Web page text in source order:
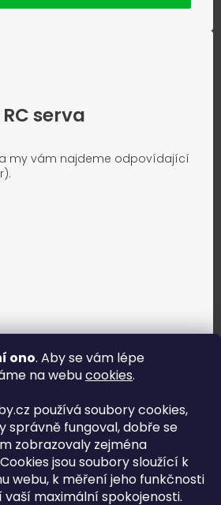
ono. Aby se vám lépe
na webucookies.
používá soubory cookies,
správně fungoval, dobře se
zobrazovaly zejména
jsou soubory sloužící k
webu, k měření jeho funkčnosti
maximální spokojenosti.
RC serva
my vám najdeme odpovídající
správné servo?
správné servo